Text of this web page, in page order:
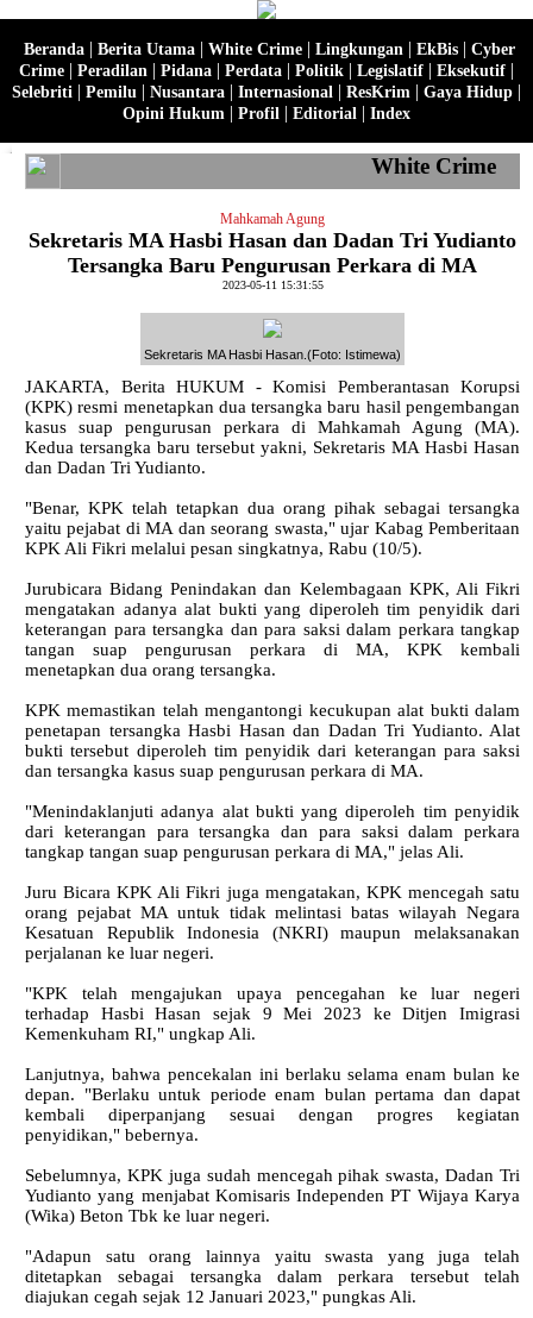
Beranda| Berita Utama| White Crime| Lingkungan | EkBis| Cyber
Crime | Peradilan | Pidana | Perdata | Politik | Legislatif | Eksekutif |
Selebriti | Pemilu | Nusantara | Internasional | ResKrim | Gaya Hidup |
Opini Hukum | Profil | Editorial | Index
White Crime
Mahkamah Agung
Sekretaris MA Hasbi Hasan dan Dadan Tri Yudianto
Tersangka Baru Pengurusan Perkara di MA
2023-05-11 15:31:55
Sekretaris MA Hasbi Hasan.(Foto: Istimewa)
JAKARTA, Berita HUKUM - Komisi Pemberantasan Korupsi
(KPK) resmi menetapkan dua tersangka baru hasil pengembangan
kasus suap pengurusan perkara di Mahkamah Agung (MA).
Kedua tersangka baru tersebut yakni, Sekretaris MA Hasbi Hasan
dan Dadan Tri Yudianto.
"Benar, KPK telah tetapkan dua orang pihak sebagai tersangka
yaitu pejabat di MA dan seorang swasta," ujar Kabag Pemberitaan
KPK Ali Fikri melalui pesan singkatnya, Rabu (10/5).
Jurubicara Bidang Penindakan dan Kelembagaan KPK, Ali Fikri
mengatakan adanya alat bukti yang diperoleh tim penyidik dari
keterangan para tersangka dan para saksi dalam perkara tangkap
tangan suap pengurusan perkara di MA, KPK kembali
menetapkan dua orang tersangka.
KPK memastikan telah mengantongi kecukupan alat bukti dalam
penetapan tersangka Hasbi Hasan dan Dadan Tri Yudianto. Alat
bukti tersebut diperoleh tim penyidik dari keterangan para saksi
dan tersangka kasus suap pengurusan perkara di MA.
"Menindaklanjuti adanya alat bukti yang diperoleh tim penyidik
dari keterangan para tersangka dan para saksi dalam perkara
tangkap tangan suap pengurusan perkara di MA," jelas Ali.
Juru Bicara KPK Ali Fikri juga mengatakan, KPK mencegah satu
orang pejabat MA untuk tidak melintasi batas wilayah Negara
Kesatuan Republik Indonesia (NKRI) maupun melaksanakan
perjalanan ke luar negeri.
"KPK telah mengajukan upaya pencegahan ke luar negeri
terhadap Hasbi Hasan sejak 9 Mei 2023 ke Ditjen Imigrasi
Kemenkuham RI," ungkap Ali.
Lanjutnya, bahwa pencekalan ini berlaku selama enam bulan ke
depan. "Berlaku untuk periode enam bulan pertama dan dapat
kembali diperpanjang sesuai dengan progres kegiatan
penyidikan," bebernya.
Sebelumnya, KPK juga sudah mencegah pihak swasta, Dadan Tri
Yudianto yang menjabat Komisaris Independen PT Wijaya Karya
(Wika) Beton Tbk ke luar negeri.
"Adapun satu orang lainnya yaitu swasta yang juga telah
ditetapkan sebagai tersangka dalam perkara tersebut telah
diajukan cegah sejak 12 Januari 2023," pungkas Ali.